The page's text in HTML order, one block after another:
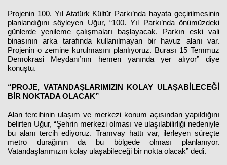
Projenin 100. Yıl Atatürk Kültür Parkı’nda hayata geçirilmesinin
planlandığını söyleyen Uğur, “100. Yıl Parkı’nda önümüzdeki
günlerde yenileme çalışmaları başlayacak. Parkın eski vali
binasının arka tarafında kullanılmayan bir havuz alanı var.
Projenin o zemine kurulmasını planlıyoruz. Burası 15 Temmuz
Demokrasi Meydanı’nın hemen yanında yer alıyor” diye
konuştu.
“PROJE, VATANDAŞLARIMIZIN KOLAY ULAŞABİLECEĞİ
BİR NOKTADA OLACAK”
Alan tercihinin ulaşım ve merkezi konum açısından yapıldığını
belirten Uğur, “Şehrin merkezi olması ve ulaşılabilirliği nedeniyle
bu alanı tercih ediyoruz. Tramvay hattı var, ilerleyen süreçte
metro durağının da bu bölgede olması planlanıyor.
Vatandaşlarımızın kolay ulaşabileceği bir nokta olacak” dedi.